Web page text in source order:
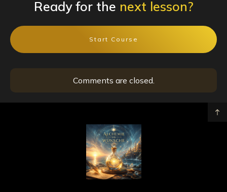
Ready for the next lesson?
Start Course
Comments are closed.